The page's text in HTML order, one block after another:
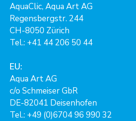
AquaClic, Aqua Art AG
Regensbergstr. 244
CH-8050 Zürich
Tel.: +41 44 206 50 44
EU:
Aqua Art AG
c/o Schmeiser GbR
DE-82041 Deisenhofen
Tel.: +49 (0)6704 96 990 32